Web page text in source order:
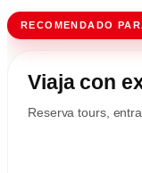
RECOMENDADO
Viaja con
Reserva tours,